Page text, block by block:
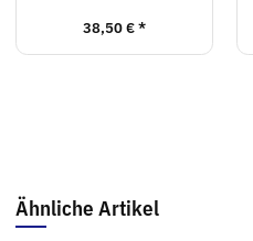
38,50 €*
Ähnliche Artikel